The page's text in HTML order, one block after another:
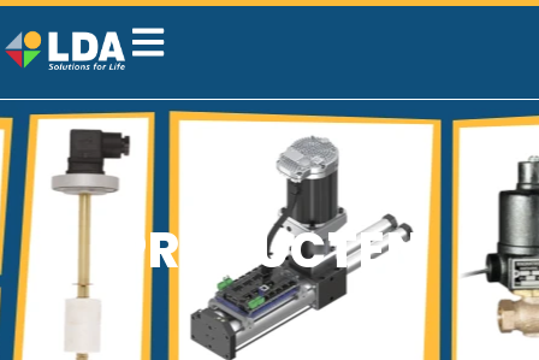
PRODUCTEN